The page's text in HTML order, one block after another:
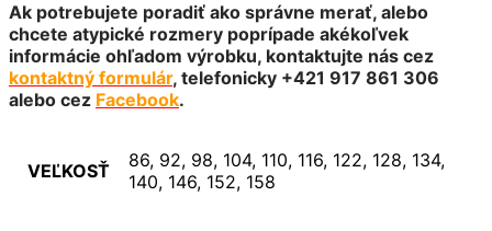
Ak potrebujete poradiť ako správne merať, alebo
chcete atypické rozmery poprípade akékoľvek
informácie ohľadom výrobku, kontaktujte nás cez
kontaktný formulár, telefonicky +421 917 861 306
alebo cez Facebook.
VEĽKOSŤ
86, 92, 98, 104, 110, 116, 122, 128, 134,
140, 146, 152, 158